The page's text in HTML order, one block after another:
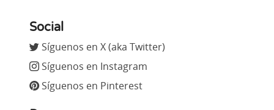
Social
Síguenos en X (aka Twitter)
Síguenos en Instagram
Síguenos en Pinterest